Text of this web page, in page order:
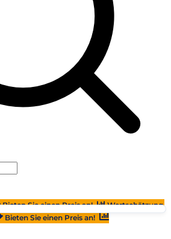
Bieten Sie einen Preis an!
Wertschätzung
Bieten Sie einen Preis an!